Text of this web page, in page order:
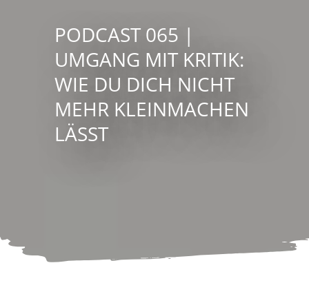
PODCAST 065 |
UMGANG MIT KRITIK:
WIE DU DICH NICHT
MEHR KLEINMACHEN
LÄSST